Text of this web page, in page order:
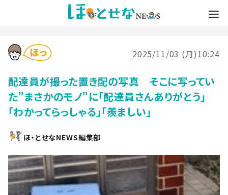
2025/11/03 (月)10:24
配達員が撮った置き配の写真 そこに写ってい
た”まさかのモノ”に「配達員さんありがとう」
「わかってらっしゃる」「羨ましい」
ほ・とせなNEWS編集部